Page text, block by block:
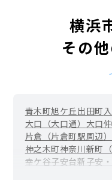
横浜
その
青木町旭ケ丘出田町
大口（大口通） 大口
片倉（片倉町駅周辺）
神之木町神奈川新町（
幸ケ谷子安台新子安